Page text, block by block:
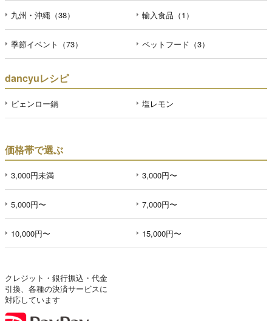
九州・沖縄（38） 輸入食品（1）
季節イベント（73） ペットフード（3）
dancyuレシピ
ピェンロー鍋 塩レモン
価格帯で選ぶ
3,000円未満 3,000円〜
5,000円〜 7,000円〜
10,000円〜 15,000円〜
クレジット・銀行振込・代金
引換、各種の決済サービスに
対応しています